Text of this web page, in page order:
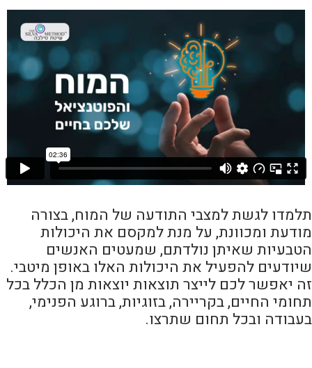
תלמדו לגשת למצבי התודעה של המוח, בצורה
מודעת ומכוונת, על מנת למקסם את היכולות
הטבעיות שאיתן נולדתם, שמעטים האנשים
שיודעים להפעיל את היכולות האלו באופן מיטבי.
זה יאפשר לכם לייצר תוצאות יוצאות מן הכלל בכל
תחומי החיים, בקריירה, בזוגיות, ברוגע הפנימי,
בעבודה ובכל תחום שתרצו.